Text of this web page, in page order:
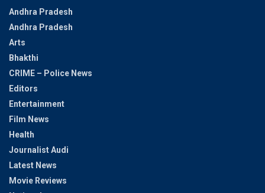
Andhra Pradesh
Andhra Pradesh
Arts
Bhakthi
CRIME – Police News
Editors
Entertainment
Film News
Health
Journalist Audi
Latest News
Movie Reviews